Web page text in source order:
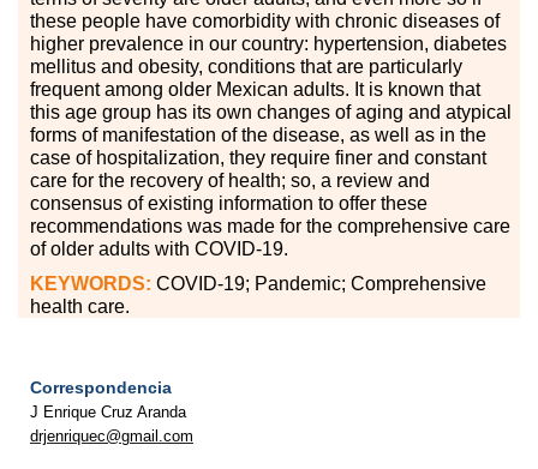
these people have comorbidity with chronic diseases of
higher prevalence in our country: hypertension, diabetes
mellitus and obesity, conditions that are particularly
frequent among older Mexican adults. It is known that
this age group has its own changes of aging and atypical
forms of manifestation of the disease, as well as in the
case of hospitalization, they require finer and constant
care for the recovery of health; so, a review and
consensus of existing information to offer these
recommendations was made for the comprehensive care
of older adults with COVID-19.
KEYWORDS: COVID-19; Pandemic; Comprehensive
health care.
Correspondencia
J Enrique Cruz Aranda
drjenriquec@gmail.com